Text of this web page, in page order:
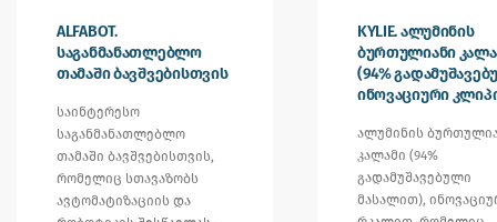
ALFABOT.
საგანმანათლებლო
თამაში ბავშვებისთვის
საინტერესო
საგანმანათლებლო
თამაში ბავშვებისთვის,
რომელიც სთავაზობს
ავტომატიზაციის და
KYLIE. ალუმინის
ბურთულიანი
(94%
ინოვაციური
ალუმინის
კალამი (94%
გადამუშავებული
მასალით),